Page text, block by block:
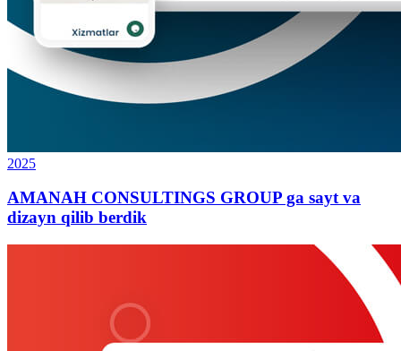
2025
AMANAH CONSULTINGS GROUP ga sayt va
dizayn qilib berdik